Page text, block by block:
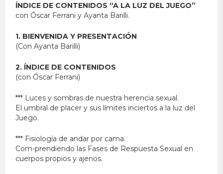
ÍNDICE DE CONTENIDOS “A LA LUZ DEL JUEGO”
con Óscar Ferrani y Ayanta Barilli.
1. BIENVENIDA Y PRESENTACIÓN
(Con Ayanta Barilli)
2. ÍNDICE DE CONTENIDOS
(con Óscar Ferrani)
*** Luces y sombras de nuestra herencia sexual.
El umbral de placer y sus límites inciertos a la luz del
Juego.
*** Fisiología de andar por cama.
Com-prendiendo las Fases de Respuesta Sexual en
cuerpos propios y ajenos.